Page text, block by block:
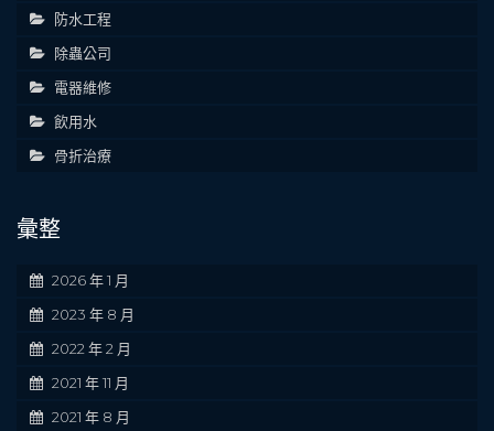
防水工程
除蟲公司
電器維修
飲用水
骨折治療
彙整
2026 年 1 月
2023 年 8 月
2022 年 2 月
2021 年 11 月
2021 年 8 月